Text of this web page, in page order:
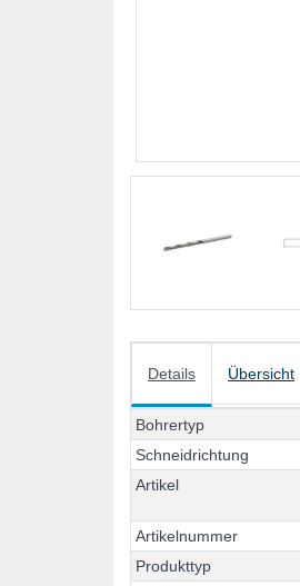
Details Übersicht
Bohrertyp
Schneidrichtung
Artikel
Artikelnummer
Produkttyp